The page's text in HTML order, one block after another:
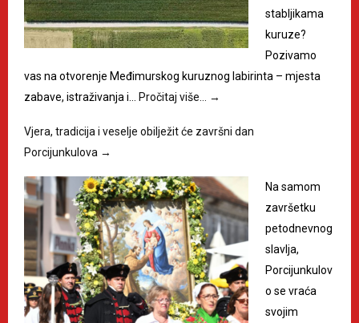
stabljikama
kuruze?
Pozivamo
vas na otvorenje Međimurskog kuruznog labirinta – mjesta
zabave, istraživanja i…
Pročitaj više… →
Vjera, tradicija i veselje obilježit će završni dan
Porcijunkulova →
Na samom
završetku
petodnevnog
slavlja,
Porcijunkulov
o se vraća
svojim